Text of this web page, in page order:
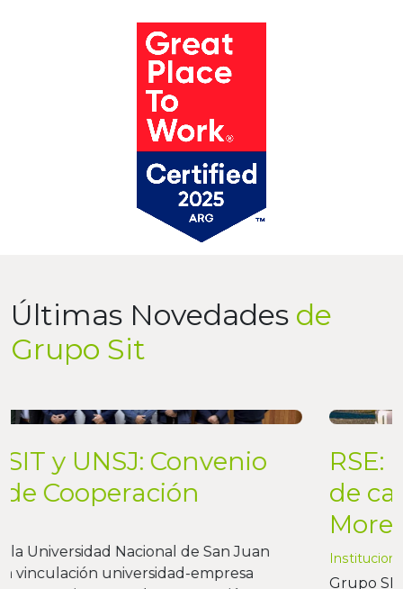
Últimas Novedades de
Grupo Sit
RSE: ampliación del sistema
de canales de riego en Perito
Institucional
Grupo SIT acompañó mediante RSE la planificación